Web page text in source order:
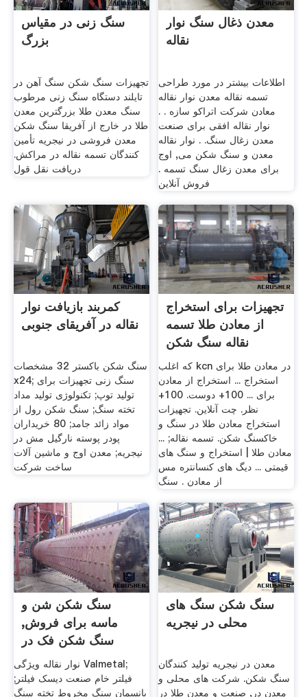
سنگ زنی در مقیاس
بزرگ
تجهیزات سنگ شکن سنگ آهن در
تایلند دستگاه سنگ زنی مرطوب
سنگ معدن طلا بزرگترین معدن
طلا در خارج از آفریقا سنگ شکن
معدن فروشی در نیجریه تأمین
کنندگان تسمه نقاله در مراکش.
دریافت نقل قول
معدن ذغال سنگ نوار
نقاله
اطلاعات بیشتر در مورد طراحی
تسمه نقاله معدن نوار نقاله
معادن شرکت اتراکو سازه . .
نوار نقاله افقی برای صنعت
معدن زغال سنگ. . نوار نقاله
معدن و سنگ شکن می, اوج
برای معدن زغال سنگ تسمه .
فروش آنلاین
کمربند بازیافت نوار
نقاله در آفریقای جنوبی
سنگ شکن باکستر 32 مشخصات
x24; سنگ زنی تجهیزات برای
تولید توپ; تکنولوژی تولید مداد
تخته سنگ; سنگ شکن رول از
مواد زائد جامد; 80 خریداران
پودر پوسته نارگیل مش در
نیجریه; معدن اوج و ماشین آلات
ساخت شرکت
تجهیزات برای استخراج
از معادن طلا تسمه
نقاله سنگ شکن
که اغلب kcn در معادن طلا برای
استخراج ... استخراج از معادن
برای ... 100+ دوست. 100+
نظر. چت آنلاین. تجهیزات
استخراج معادن طلا در سنگ و
خاکسنگ شکن. تسمه نقاله; ...
معادن طلا | استخراج و سنگ های
قیمتی ... دیگ های کنسانتره مس
از معادن . سنگ
سنگ شکن شن و
ماسه برای فروش,
سنگ شکن فک در
نیجریه
نوار نقاله ویژگی Valmetal;
فیلتر خام صنعت دیسک فیلتر;
پانسمان سنگ مخروط تخته سنگ
سنگ شکن سنگ های
محلی در نیجریه
معدن در نیجریه تولید کنندگان
سنگ شکن. شرکت های محلی و
معدن در, صنعت و معدن طلا در